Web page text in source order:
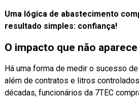
Uma lógica de abastecimento
resultado simples: confiança!
O impacto que não
Há uma forma de medir o sucesso
além de contratos e litros
décadas, funcionários da 7TEC